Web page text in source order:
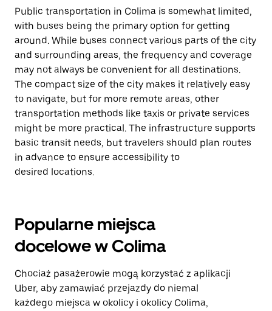
Public transportation in Colima is somewhat limited,
with buses being the primary option for getting
around. While buses connect various parts of the city
and surrounding areas, the frequency and coverage
may not always be convenient for all destinations.
The compact size of the city makes it relatively easy
to navigate, but for more remote areas, other
transportation methods like taxis or private services
might be more practical. The infrastructure supports
basic transit needs, but travelers should plan routes
in advance to ensure accessibility to
desired locations.
Popularne miejsca
docelowe w Colima
Chociaż pasażerowie mogą korzystać z aplikacji
Uber, aby zamawiać przejazdy do niemal
każdego miejsca w okolicy i okolicy Colima,